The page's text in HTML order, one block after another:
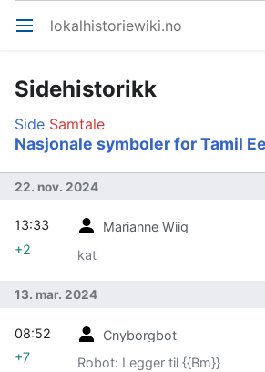
Åpne hovedmenyen lokalhistoriewiki.no
Sidehistorikk
Side Samtale
Nasjonale symboler for Tamil
22. nov. 2024
Marianne Wiig
kat
13:33
+2
13. mar. 2024
Cnyborgbot
Robot: Legger til {{Bm}}
08:52
+7